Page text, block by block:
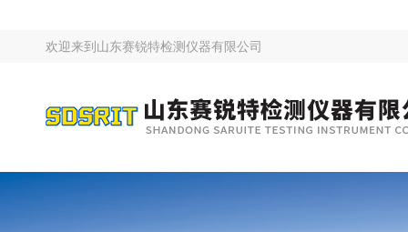
欢迎来到 山东赛锐特检测仪器有限公司